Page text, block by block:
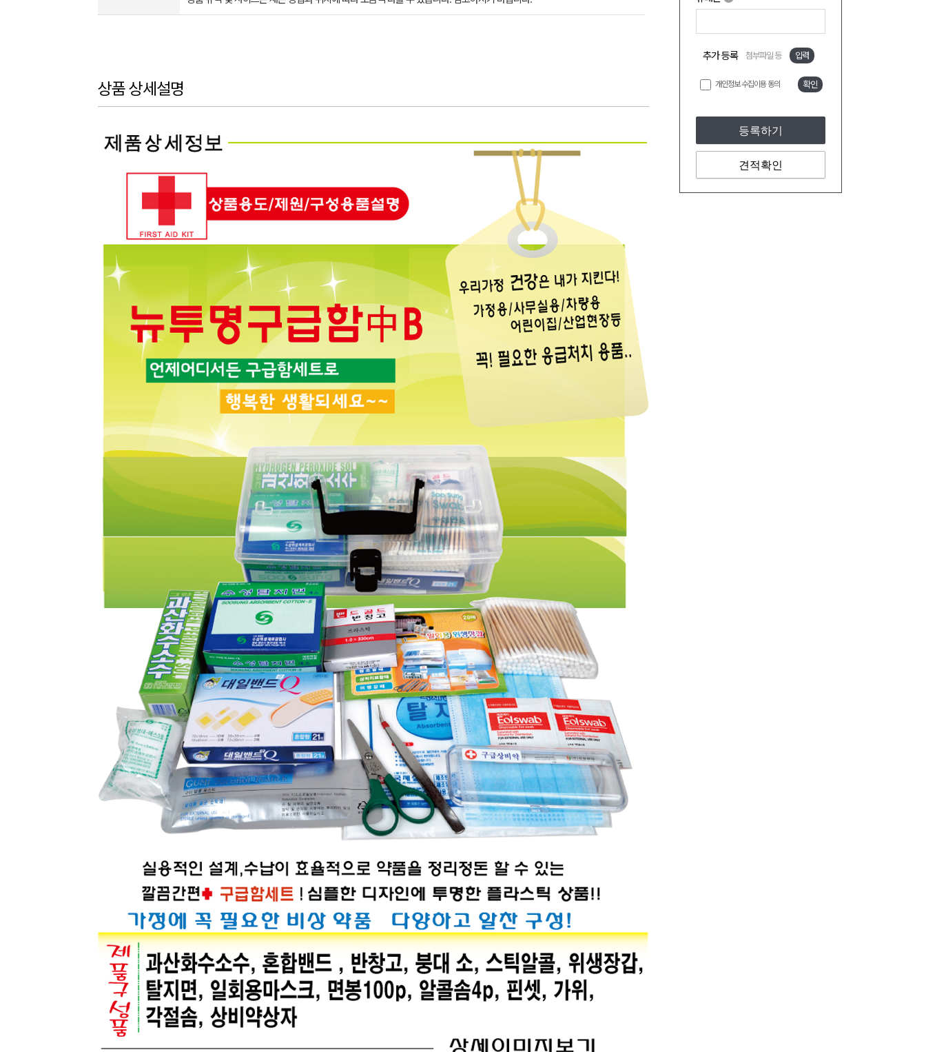
추가 등록 첨부파일 등 입력
개인정보 수집이용 동의 확인
등록하기
견적확인
상품 상세설명